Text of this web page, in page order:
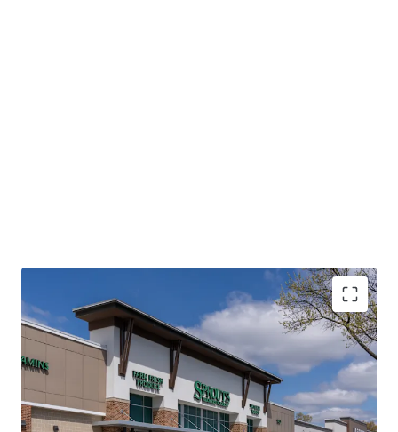
Best-In-Class Grocery-Anchored Product in an
Affluent, Infill Northern Virginia Location at the
Forefront of the AI and Cloud Computing
Revolution